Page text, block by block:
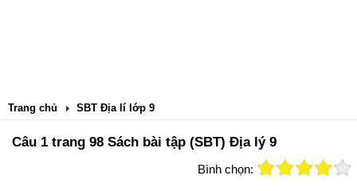
Trang chủ SBT Địa lí lớp 9
Câu 1 trang 98 Sách bài tập (SBT) Địa lý 9
Bình chọn: